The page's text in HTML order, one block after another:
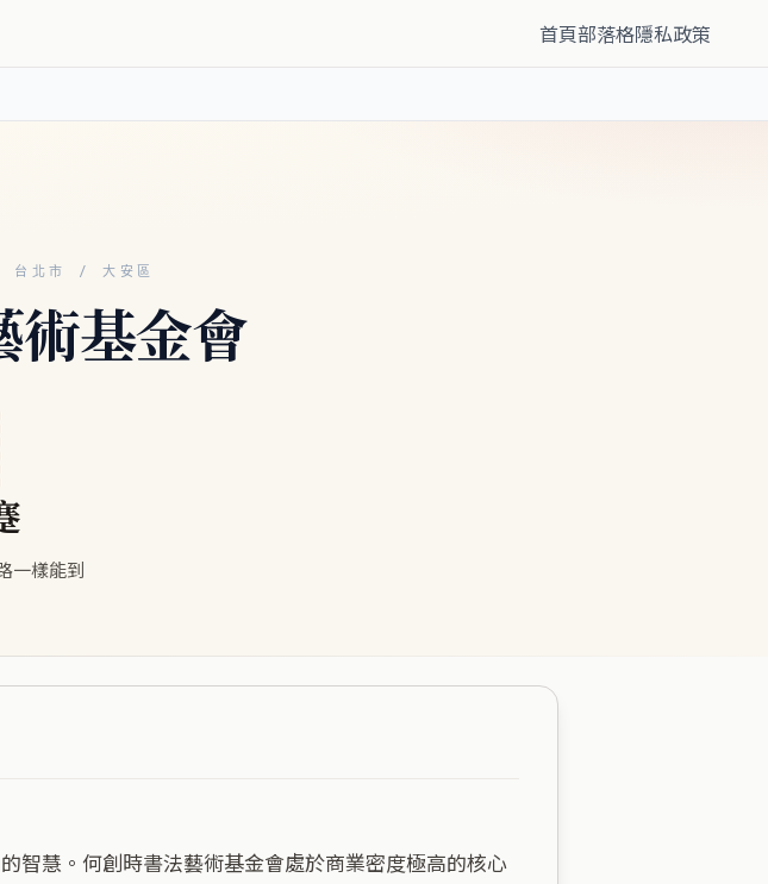
首頁部落格隱私政策
北市 / 大安區
術基金會
一樣能到